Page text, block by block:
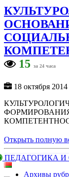
15
за 24 часа
18 октября 2014
Открыть полную
ПЕДАГОГИКА И
Архивы